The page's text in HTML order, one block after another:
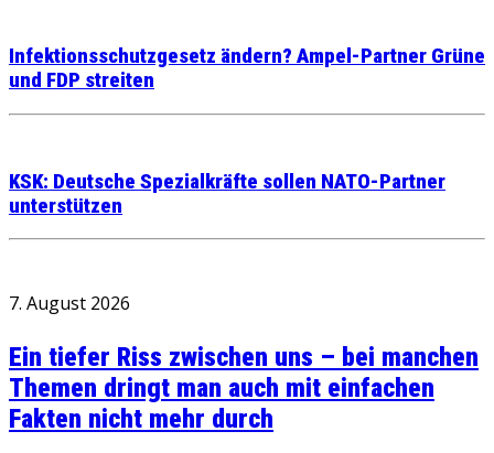
Infektionsschutzgesetz ändern? Ampel-Partner Grüne
und FDP streiten
KSK: Deutsche Spezialkräfte sollen NATO-Partner
unterstützen
7. August 2026
Ein tiefer Riss zwischen uns – bei manchen
Themen dringt man auch mit einfachen
Fakten nicht mehr durch